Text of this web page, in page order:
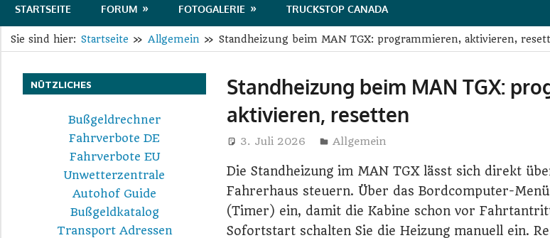
Portal
für
Transport
Logistik
STARTSEITE FORUM FOTOGALERIE TRUCKSTOP CANADA
Sie sind hier: Startseite Allgemein Standheizung beim MAN TGX: programmieren, aktivieren,
Standheizung beim MAN TGX:
aktivieren, resetten
3. Juli 2026 Elisa Wolf
Allgemein
Die Standheizung im MAN TGX lässt sich direkt
Fahrerhaus steuern. Über das Bordcomputer-
(Timer) ein, damit die Kabine schon vor
Sofortstart schalten Sie die Heizung manuell ein.
NÜTZLICHES
Bußgeldrechner
Fahrverbote DE
Fahrverbote EU
Unwetterzentrale
Autohof Guide
Bußgeldkatalog
Transport Adressen